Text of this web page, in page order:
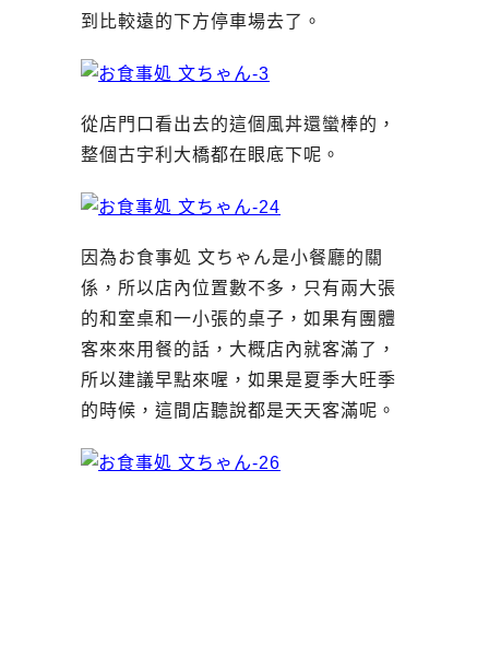
到比較遠的下方停車場去了。
從店門口看出去的這個風丼還蠻棒的，
整個古宇利大橋都在眼底下呢。
因為お食事処 文ちゃん是小餐廳的關
係，所以店內位置數不多，只有兩大張
的和室桌和一小張的桌子，如果有團體
客來來用餐的話，大概店內就客滿了，
所以建議早點來喔，如果是夏季大旺季
的時候，這間店聽說都是天天客滿呢。